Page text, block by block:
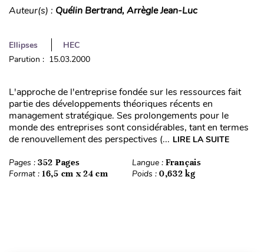
Auteur(s) : Quélin Bertrand, Arrègle Jean-Luc
Ellipses
HEC
Parution : 15.03.2000
L'approche de l'entreprise fondée sur les ressources fait
partie des développements théoriques récents en
management stratégique. Ses prolongements pour le
monde des entreprises sont considérables, tant en termes
de renouvellement des perspectives (... LIRE LA SUITE
Pages : 352 Pages Langue : Français
Format : 16,5 cm x 24 cm Poids : 0,632 kg